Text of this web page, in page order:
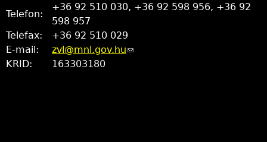
Telefon:
+36 92 510 030, +36 92 598 956, +36 92
598 957
Telefax:
+36 92 510 029
E-mail:
zvl@mnl.gov.hu(link
KRID: 163303180